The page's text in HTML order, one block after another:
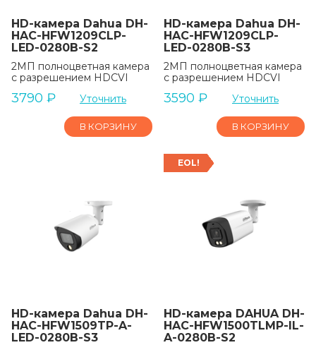
HD-камера Dahua DH-
HAC-HFW1209CLP-
LED-0280B-S2
2МП полноцветная камера
с разрешением HDCVI
3790 ₽ Уточнить
В КОРЗИНУ
HD-камера Dahua DH-
HAC-HFW1209CLP-
LED-0280B-S3
2МП полноцветная камера
с разрешением HDCVI
3590 ₽ Уточнить
В КОРЗИНУ
HD-камера Dahua DH-
HAC-HFW1509TP-A-
LED-0280B-S3
EOL!
HD-камера DAHUA DH-
HAC-HFW1500TLMP-IL-
A-0280B-S2